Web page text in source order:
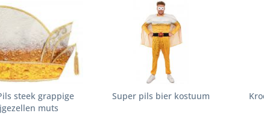
steek grappige
muts
Super pils bier kostuum